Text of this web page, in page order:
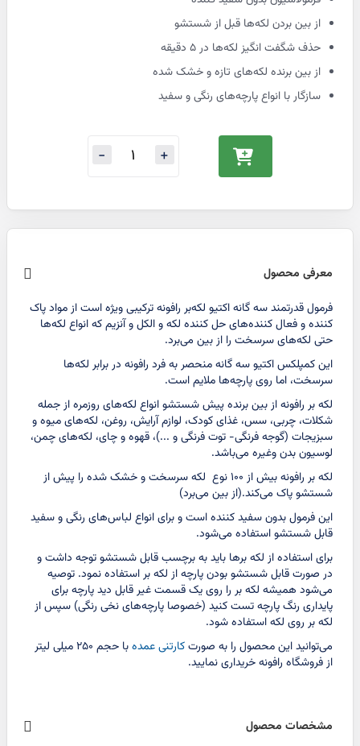
از بین بردن لکه‌ها قبل از شستشو
حذف شگفت انگیز لکه‌ها در ۵ دقیقه
از بین برنده لکه‌های تازه و خشک شده
سازگار با انواع پارچه‌های رنگی و سفید
معرفی محصول
فرمول قدرتمند سه گانه اکتیو لکه‌بر رافونه ترکیبی ویژه است از مواد پاک
کننده و فعال کننده‌های حل کننده لکه و الکل و آنزیم که انواع لکه‌ها
حتی لکه‌های سرسخت را از بین می‌برد.
این کمپلکس اکتیو سه گانه منحصر به فرد رافونه در برابر لکه‌ها
سرسخت، اما روی پارچه‌ها ملایم است.
لکه بر رافونه از بین برنده پیش شستشو انواع لکه‌های روزمره از جمله
شکلات، چربی، سس، غذای کودک، لوازم آرایش، روغن، لکه‌های میوه و
سبزیجات (گوجه فرنگی- توت فرنگی و ...)، قهوه و چای، لکه‌های چمن،
لوسیون بدن وغیره می‌باشد.
لکه بر رافونه بیش از ۱۰۰ نوع لکه سرسخت و خشک شده را پیش از
شستشو پاک می‌کند.(از بین می‌برد)
این فرمول بدون سفید کننده است و برای انواع لباس‌های رنگی و سفید
قابل شستشو استفاده می‌شود.
برای استفاده از لکه‌ برها باید به برچسب قابل شستشو توجه داشت و
در صورت قابل شستشو بودن پارچه از لکه بر استفاده نمود. توصیه
می‌شود همیشه لکه بر را روی یک قسمت غیر قابل دید پارچه برای
پایداری رنگ پارچه تست کنید (خصوصا پارچه‌های نخی رنگی) سپس از
لکه بر روی لکه استفاده شود.
می‌توانید این محصول را به صورتکارتنی عمده
با حجم ۲۵۰ میلی لیتر
از فروشگاه رافونه خریداری نمایید.
مشخصات محصول